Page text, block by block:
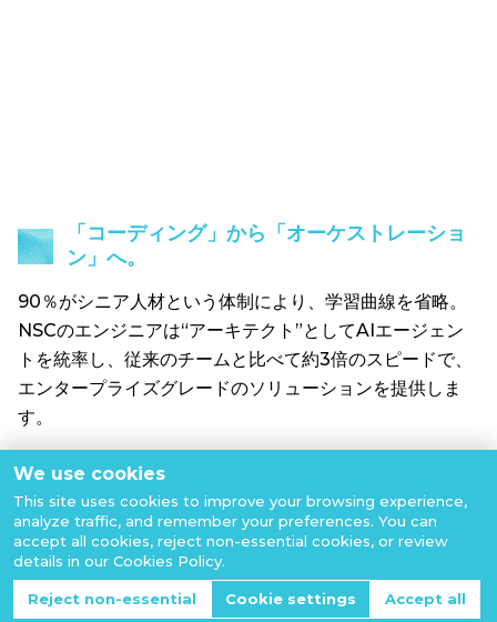
「コーディング」から「オーケストレーショ
ン」へ。
90％がシニア人材という体制により、学習曲線を省略。
NSCのエンジニアは“アーキテクト”としてAIエージェン
トを統率し、従来のチームと比べて約3倍のスピードで、
エンタープライズグレードのソリューションを提供しま
す。
We use cookies
This site uses cookies to improve your browsing experience,
analyze traffic, and remember your preferences. You can
accept all cookies, reject non-essential cookies, or review
details in our Cookies Policy.
Reject non-essential Cookie settings Accept all